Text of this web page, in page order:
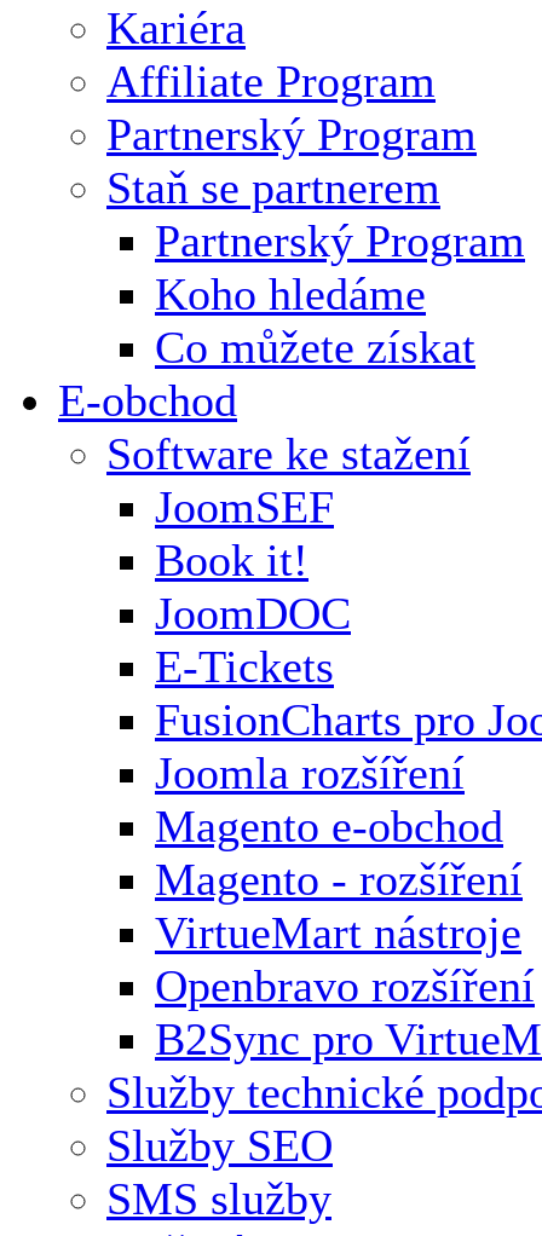
Kariéra
Affiliate Program
Partnerský Program
Staň se partnerem
Partnerský Program
Koho hledáme
Co můžete získat
E-obchod
Software ke stažení
JoomSEF
Book it!
JoomDOC
E-Tickets
FusionCharts pro
Joomla rozšíření
Magento e-obchod
Magento - rozšíření
VirtueMart nástroje
Openbravo rozšíření
B2Sync pro
Služby technické
Služby SEO
SMS služby